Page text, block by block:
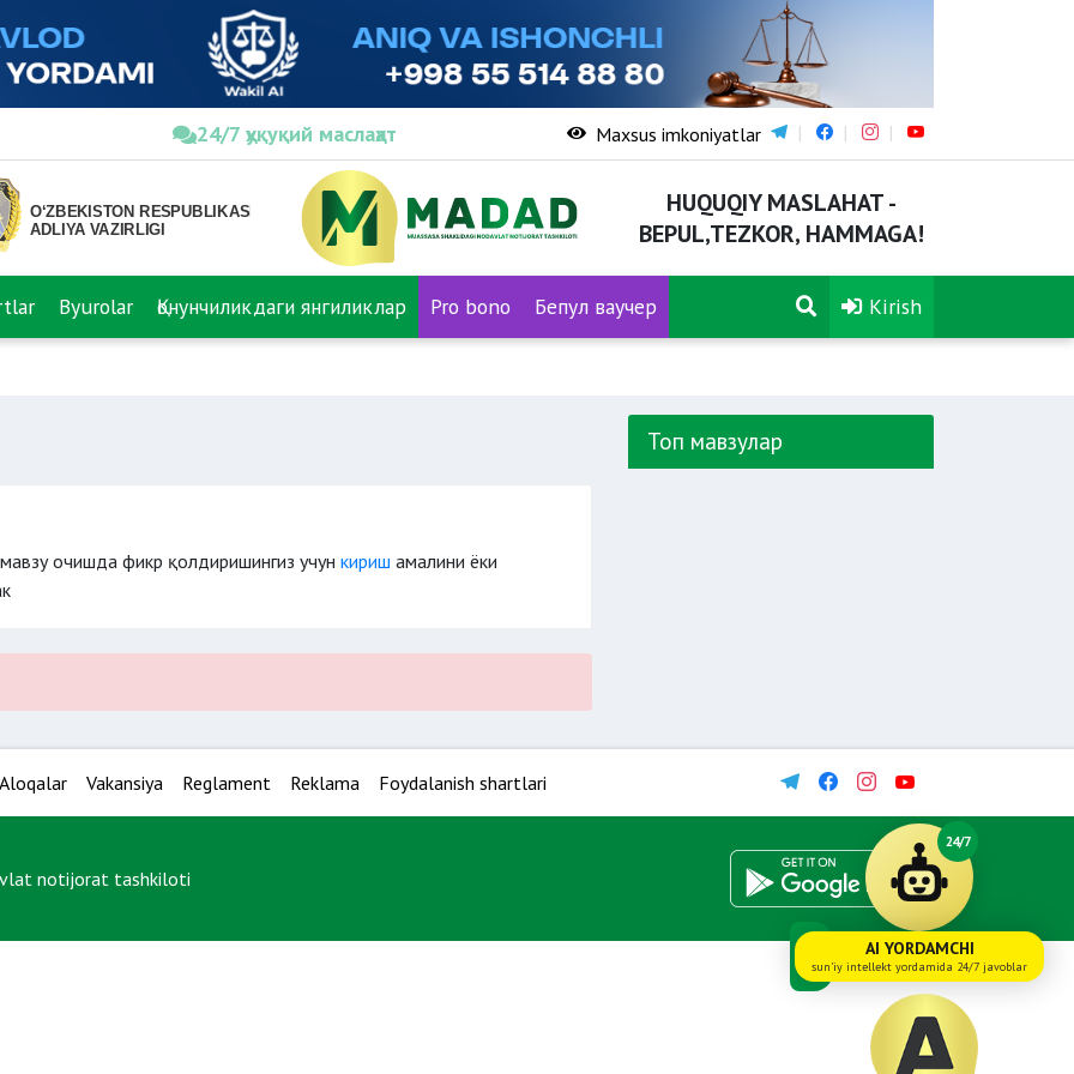
24/7 ҳуқуқий маслаҳат Maxsus imkoniyatlar
HUQUQIY MASLAHAT -
BEPUL,TEZKOR, HAMMAGA!
Byurolar Қонунчиликдаги янгиликлар Pro bono Бепул ваучер Kirish
очишда фикр қолдиришингиз учун кириш амалини ёки
Топ мавзулар
Aloqalar Vakansiya Reglament Reklama Foydalanish shartlari
notijorat tashkiloti
24/7
AI YORDAMCHI
sun'iy intellekt yordamida 24/7 javoblar